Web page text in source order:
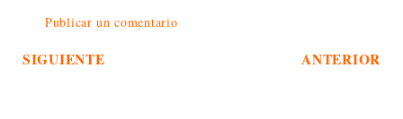
Publicar un comentario
SIGUIENTE ANTERIOR